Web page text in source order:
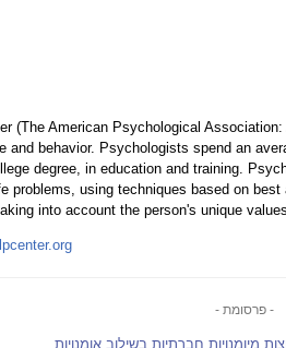
(The American Psychological
and behavior. Psychologists spend an
degree, in education and training.
problems, using techniques based on
into account the person's unique
- פרסומת -